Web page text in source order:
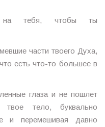
тебя, чтобы ты
части твоего Духа,
есть что-то большее в
глаза и не пошлет
тело, буквально
и перемешивая давно